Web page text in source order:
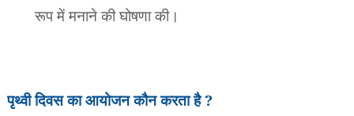
रूप में मनाने की घोषणा की।
पृथ्वी दिवस का आयोजन कौन करता है ?